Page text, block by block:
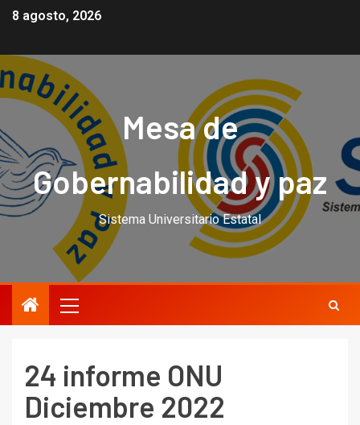
8 agosto, 2026
Mesa de
Gobernabilidad y paz
Sistema Universitario Estatal
24 informe ONU
Diciembre 2022